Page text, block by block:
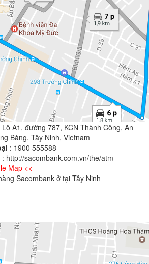
Lô A1, đường 787, KCN Thành Công, An
Bàng, Tây Ninh, Vietnam
: 1900 555588
: http://sacombank.com.vn/the/atm
Map <<
Sacombank ở tại Tây Ninh